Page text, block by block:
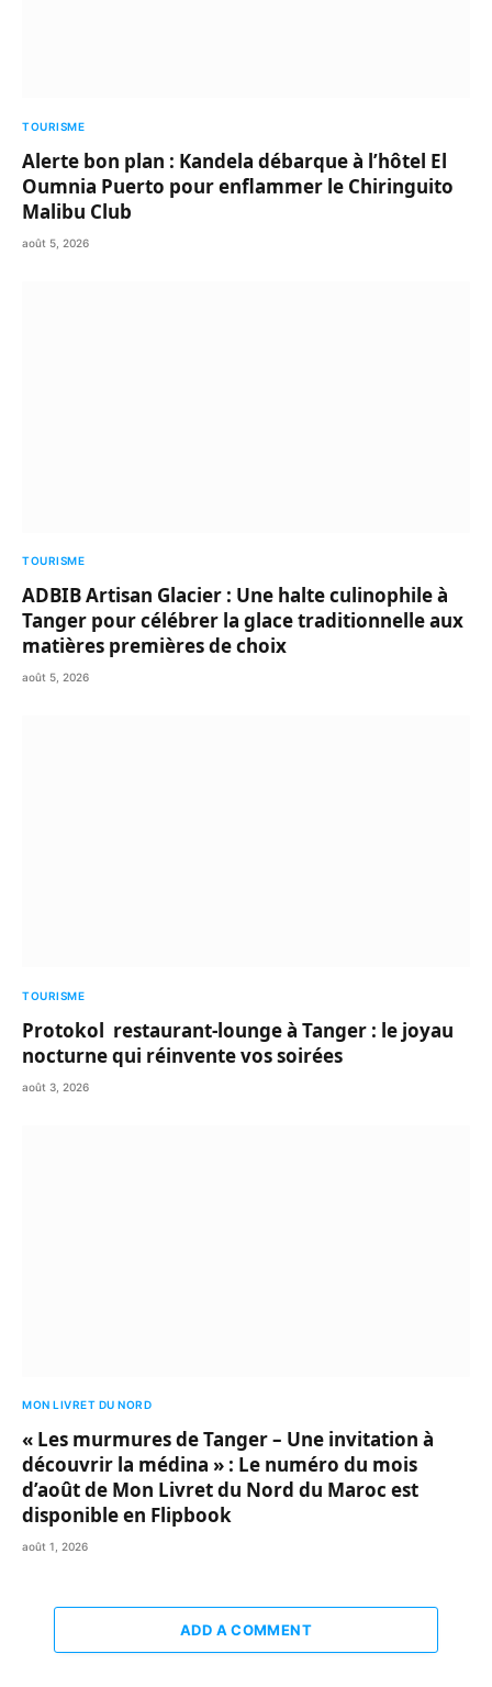
TOURISME
Alerte bon plan : Kandela débarque à l’hôtel El
Oumnia Puerto pour enflammer le Chiringuito
Malibu Club
août 5, 2026
TOURISME
ADBIB Artisan Glacier : Une halte culinophile à
Tanger pour célébrer la glace traditionnelle aux
matières premières de choix
août 5, 2026
TOURISME
Protokol restaurant-lounge à Tanger : le joyau
nocturne qui réinvente vos soirées
août 3, 2026
MON LIVRET DU NORD
« Les murmures de Tanger – Une invitation à
découvrir la médina » : Le numéro du mois
d’août de Mon Livret du Nord du Maroc est
disponible en Flipbook
août 1, 2026
ADD A COMMENT